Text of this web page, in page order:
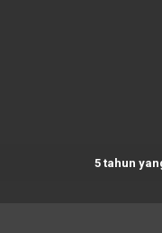
5 tahun yang